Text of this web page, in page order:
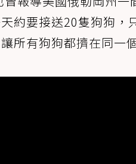
約要接送20隻狗狗
所有狗狗都擠在同一